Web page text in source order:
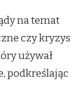
na temat
czy kryzys
używał
podkreślając